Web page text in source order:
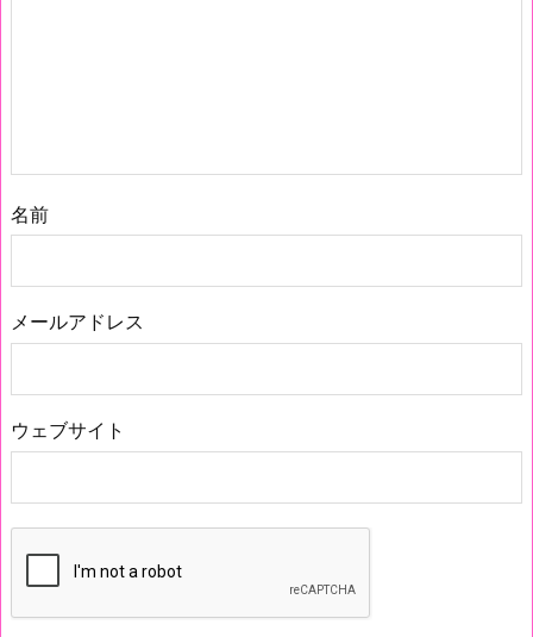
名前
メールアドレス
ウェブサイト